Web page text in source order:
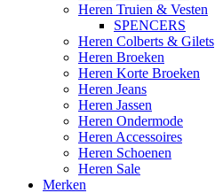
Heren Truien & Vesten
SPENCERS
Heren Colberts & Gilets
Heren Broeken
Heren Korte Broeken
Heren Jeans
Heren Jassen
Heren Ondermode
Heren Accessoires
Heren Schoenen
Heren Sale
Merken